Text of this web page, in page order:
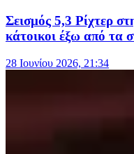
Σεισμός 5,3 Ρίχτερ
κάτοικοι έξω από τα
28 Ιουνίου 2026, 21:34